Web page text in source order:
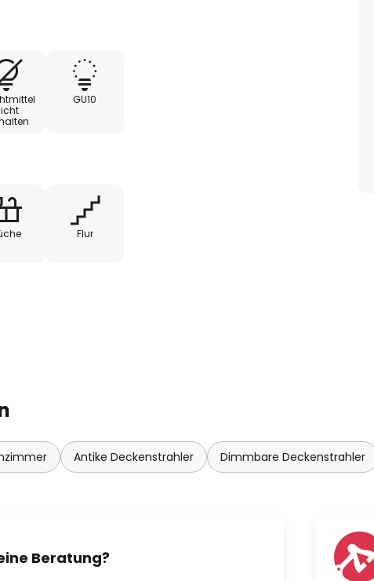
GU10
Flur
Antike Deckenstrahler Dimmbare Deckenstrahler
Beratung?